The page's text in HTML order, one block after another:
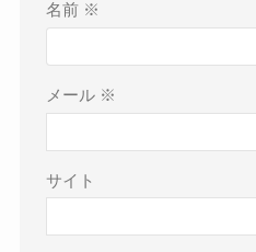
名前 ※
メール ※
サイト